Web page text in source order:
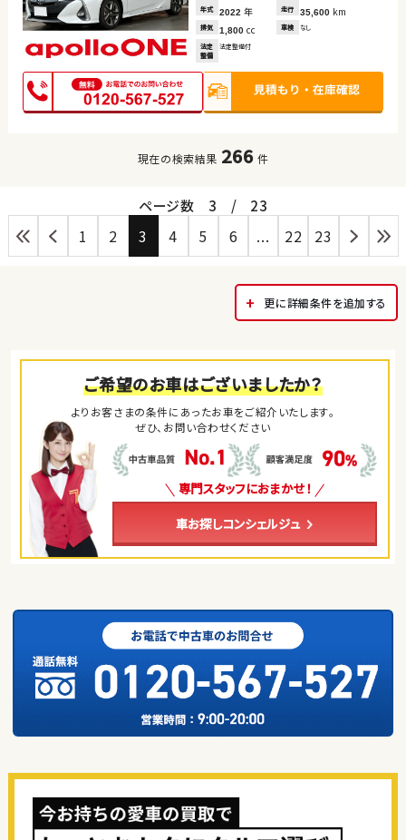
年式 2022 年 走行 35,600 km
排気 1,800 cc 車検 なし
法定
整備
法定整備付
現在の検索結果 266 件
ページ数 3 / 23
1 2 3 4 5 6 ... 22 23
更に詳細条件を追加する
ご希望のお車はございましたか？
よりお客さまの条件にあったお車をご紹介いたします。
ぜひ、お問い合わせください
専門スタッフにおまかせ！
車お探しコンシェルジュ